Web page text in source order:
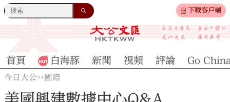
下載客戶端
首頁 白海豚 新聞 視頻 評論 Go
今日大公>> 國際